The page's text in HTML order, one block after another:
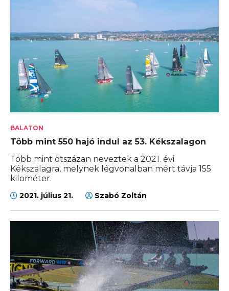
BALATON
Több mint 550 hajó indul az 53. Kékszalagon
Több mint ötszázan neveztek a 2021. évi
Kékszalagra, melynek légvonalban mért távja 155
kilométer.
2021. július 21. Szabó Zoltán